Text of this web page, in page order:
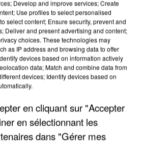
L’OISE EMPORTÉE PAR UNE
EN HAUTE-SAVOIE
Develop and improve services; Create
Use profiles to select personalised
select content; Ensure security, prevent and
Deliver and present advertising and content;
choices. These technologies may
as IP address and browsing data to offer
devices based on information actively
data; Match and combine data from
devices; Identify devices based on
en cliquant sur "Accepter
en sélectionnant les
dans "Gérer mes